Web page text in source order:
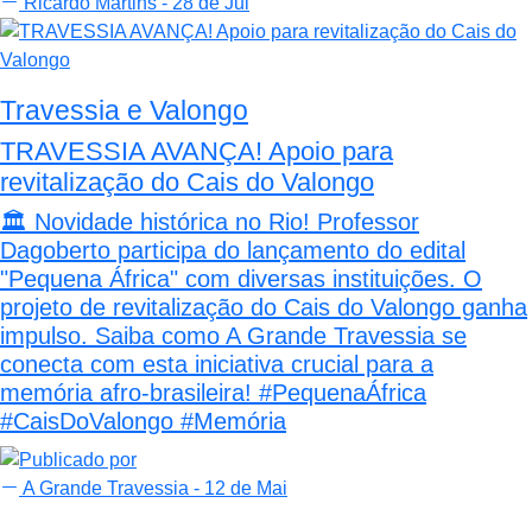
Travessia e Valongo
TRAVESSIA AVANÇA! Apoio para
revitalização do Cais do Valongo
🏛️ Novidade histórica no Rio! Professor
Dagoberto participa do lançamento do edital
"Pequena África" com diversas instituições. O
projeto de revitalização do Cais do Valongo ganha
impulso. Saiba como A Grande Travessia se
conecta com esta iniciativa crucial para a
memória afro-brasileira! #PequenaÁfrica
#CaisDoValongo #Memória
A Grande Travessia - 12 de Mai